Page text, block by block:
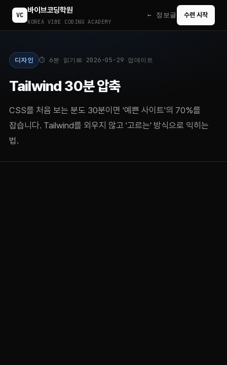
VC
바이브코딩학원
KOREA VIBE CODING ACADEMY
← 정보글 수련 시작
디자인 ⏱ 6분 읽기 📅 2026-05-29 업데이트
Tailwind 30분 압축
CSS를 처음 보는 분도 30분이면 '예쁜 사이트'의 70%를
잡습니다. Tailwind를 외우지 않고 '고르는' 방식으로 익히는
법.